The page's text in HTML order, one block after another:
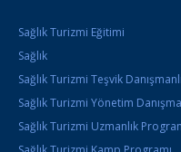
Sağlık Turizmi Eğitimi
Sağlık
Sağlık Turizmi Teşvik
Sağlık Turizmi Yönetim
Sağlık Turizmi Uzmanlık